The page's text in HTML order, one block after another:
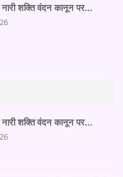
शक्ति वंदन कानून पर…
शक्ति वंदन कानून पर…